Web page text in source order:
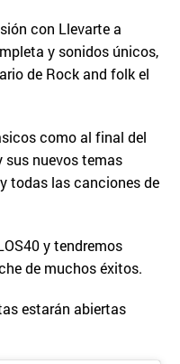
con Llevarte a
y sonidos únicos,
de Rock and folk el
como al final del
sus nuevos temas
todas las canciones de
y tendremos
de muchos éxitos.
estarán abiertas